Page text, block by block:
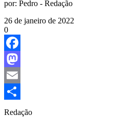
por: Pedro - Redação
26 de janeiro de 2022
0
Facebook
Mastodon
Email
Share
Redação